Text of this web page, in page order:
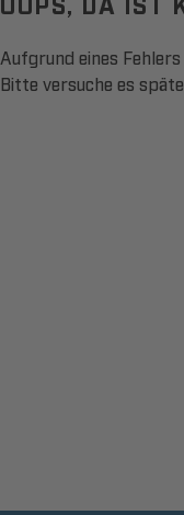
Aufgrund eines
Bitte versuche es